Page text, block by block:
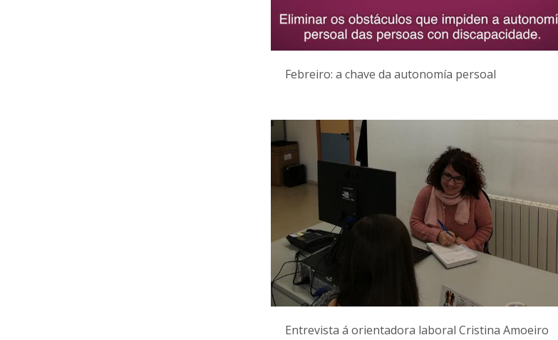
Febreiro: a chave da autonomía persoal
Entrevista á orientadora laboral Cristina Amoeiro